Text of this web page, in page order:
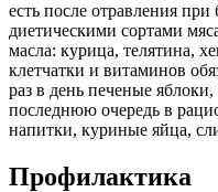
есть после отравления
диетическими сортами
масла: курица, телятина,
клетчатки и витаминов
раз в день печеные
последнюю очередь в
напитки, куриные яйца,
Профилактика